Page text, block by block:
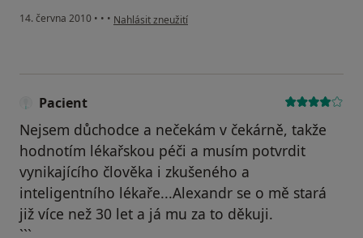
14. června 2010 • • • podle názoru uživatele Váš účet byl odstraněn
Nahlásit zneužití
Pacient
Nejsem důchodce a nečekám v čekárně, takže
hodnotím lékařskou péči a musím potvrdit
vynikajícího člověka i zkušeného a
inteligentního lékaře...Alexandr se o mě stará
již více než 30 let a já mu za to děkuji.